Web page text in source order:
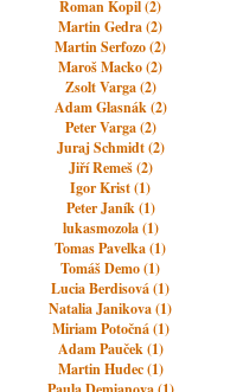
Roman Kopil (2)
Martin Gedra (2)
Martin Serfozo (2)
Maroš Macko (2)
Zsolt Varga (2)
Adam Glasnák (2)
Peter Varga (2)
Juraj Schmidt (2)
Jiří Remeš (2)
Igor Krist (1)
Peter Janík (1)
lukasmozola (1)
Tomas Pavelka (1)
Tomáš Demo (1)
Lucia Berdisová (1)
Natalia Janikova (1)
Miriam Potočná (1)
Adam Pauček (1)
Martin Hudec (1)